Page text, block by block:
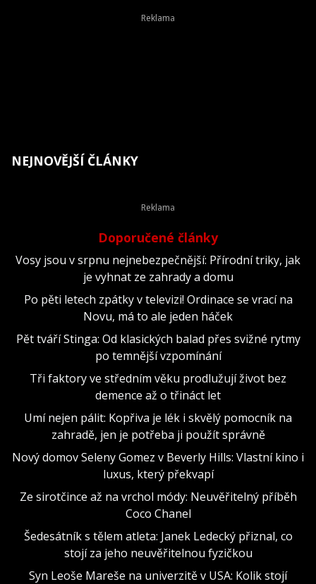
NEJNOVĚJŠÍ ČLÁNKY
Doporučené články
Vosy jsou v srpnu nejnebezpečnější: Přírodní triky, jak
je vyhnat ze zahrady a domu
Po pěti letech zpátky v televizi! Ordinace se vrací na
Novu, má to ale jeden háček
Pět tváří Stinga: Od klasických balad přes svižné rytmy
po temnější vzpomínání
Tři faktory ve středním věku prodlužují život bez
demence až o třináct let
Umí nejen pálit: Kopřiva je lék i skvělý pomocník na
zahradě, jen je potřeba ji použít správně
Nový domov Seleny Gomez v Beverly Hills: Vlastní kino i
luxus, který překvapí
Ze sirotčince až na vrchol módy: Neuvěřitelný příběh
Coco Chanel
Šedesátník s tělem atleta: Janek Ledecký přiznal, co
stojí za jeho neuvěřitelnou fyzičkou
Syn Leoše Mareše na univerzitě v USA: Kolik stojí